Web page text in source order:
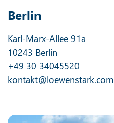
Berlin
Karl-Marx-Allee 91a
10243 Berlin
+49 30 34045520
kontakt@loewenstark.com